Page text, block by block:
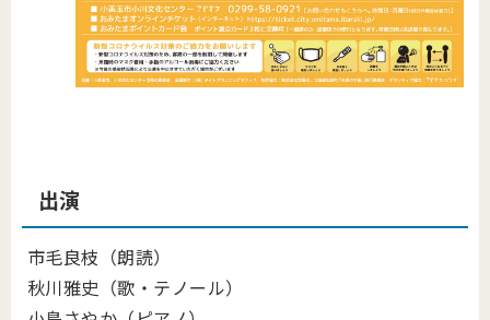
出演
市毛良枝（朗読）
秋川雅史（歌・テノール）